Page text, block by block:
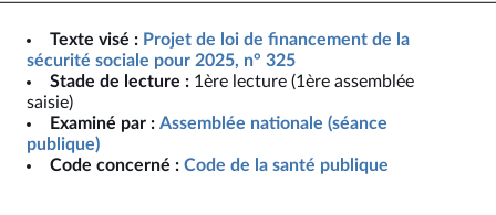
Texte visé : Projet de loi de financement de la
sécurité sociale pour 2025, n° 325
Stade de lecture : 1ère lecture (1ère assemblée
saisie)
Examiné par : Assemblée nationale (séance
publique)
Code concerné : Code de la santé publique